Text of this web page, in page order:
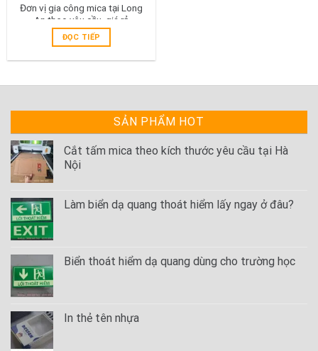
Đơn vị gia công mica tại Long
An theo yêu cầu, giá rẻ
ĐỌC TIẾP
SẢN PHẨM HOT
Cắt tấm mica theo kích thước yêu cầu tại Hà
Nội
Làm biển dạ quang thoát hiểm lấy ngay ở đâu?
Biển thoát hiểm dạ quang dùng cho trường học
In thẻ tên nhựa